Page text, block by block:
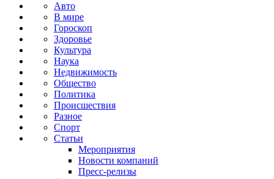
Авто
В мире
Гороскоп
Здоровье
Культура
Наука
Недвижимость
Общество
Политика
Происшествия
Разное
Спорт
Статьи
Мероприятия
Новости компаний
Пресс-релизы